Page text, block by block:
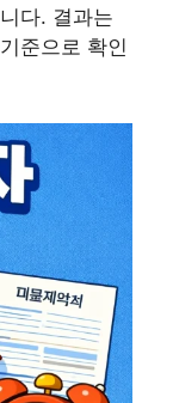
다. 결과는
준으로 확인